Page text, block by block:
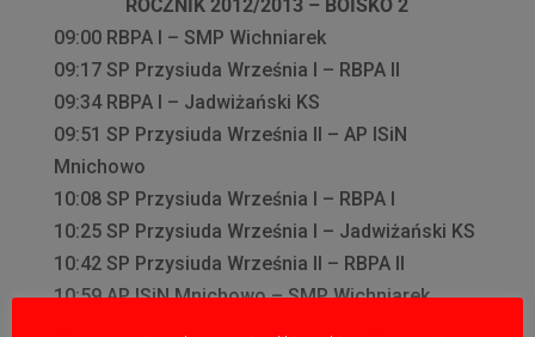
ROCZNIK 2012/2013 – BOISKO 2
09:00 RBPA I – SMP Wichniarek
09:17 SP Przysiuda Września I – RBPA II
09:34 RBPA I – Jadwiżański KS
09:51 SP Przysiuda Września II – AP ISiN
Mnichowo
10:08 SP Przysiuda Września I – RBPA I
10:25 SP Przysiuda Września I – Jadwiżański KS
10:42 SP Przysiuda Września II – RBPA II
10:59 AP ISiN Mnichowo – SMP Wichniarek